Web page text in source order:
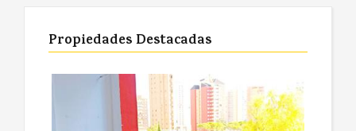
Propiedades Destacadas